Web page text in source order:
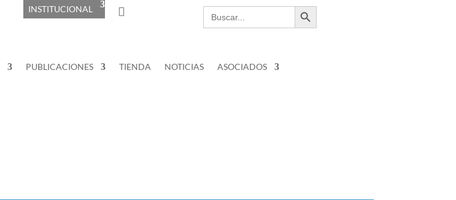
INSTITUCIONAL Buscar: Botón de búsqueda
PUBLICACIONES TIENDA NOTICIAS ASOCIADOS